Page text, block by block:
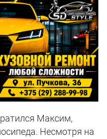
Максим,
Несмотря на